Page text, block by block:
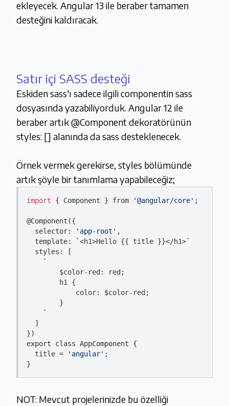
ekleyecek. Angular 13 ile beraber tamamen
desteğini kaldıracak.
Satır içi SASS desteği
Eskiden sass'ı sadece ilgili componentin sass
dosyasında yazabiliyorduk. Angular 12 ile
beraber artık @Component dekoratörünün
styles: [] alanında da sass desteklenecek.
Örnek vermek gerekirse, styles bölümünde
artık şöyle bir tanımlama yapabileceğiz;
import { Component } from '@angular/core' ;
@Component({
  selector:
'app-root' ,
  template: `<h1>Hello {{ title }}</h1>`
  styles: [
  		$
color- red : red ;
color: $color- red ;
  ]
})
export class AppComponent {
  title =
'angular' ;
}
NOT: Mevcut projelerinizde bu özelliği